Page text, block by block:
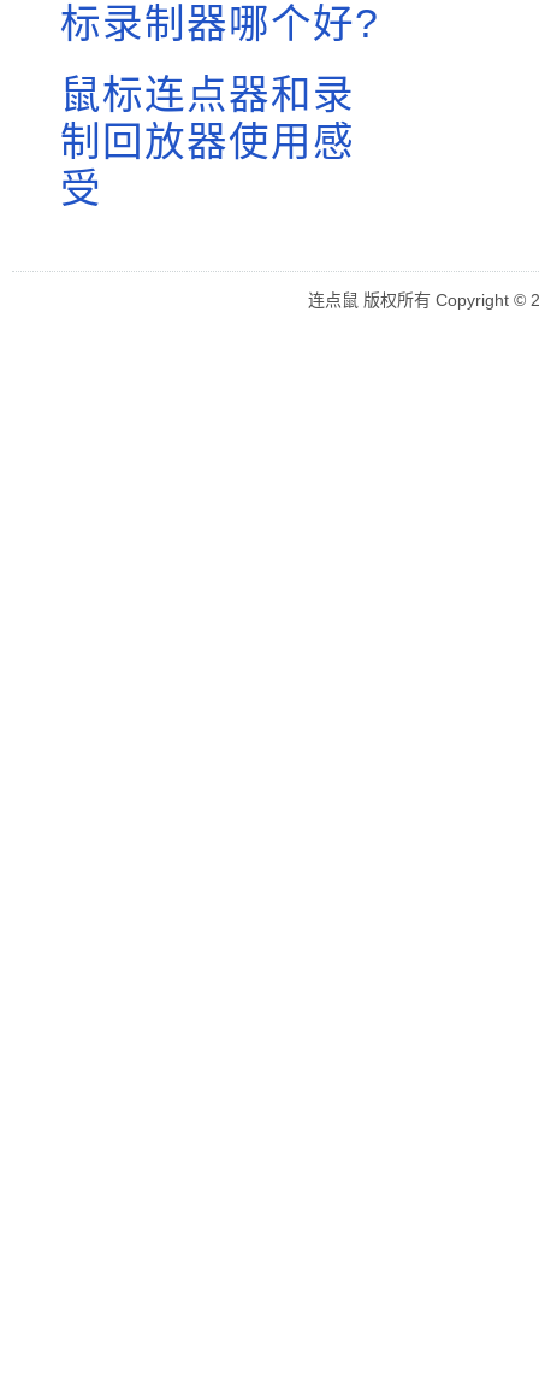
标录制器哪个好?
鼠标连点器和录
制回放器使用感
受
连点鼠 版权所有 Copyright ©